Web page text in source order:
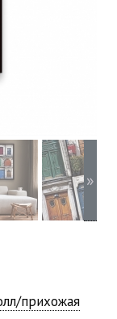
»
прихожая